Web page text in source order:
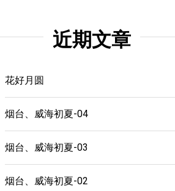
近期文章
花好月圆
烟台、威海初夏-04
烟台、威海初夏-03
烟台、威海初夏-02